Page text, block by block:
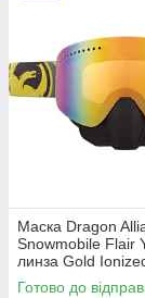
Маска Dragon
Snowmobile Flair
линза Gold
Готово до